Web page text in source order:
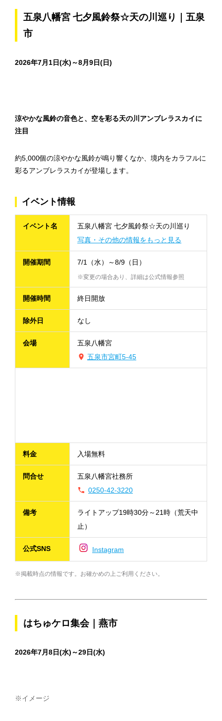
五泉八幡宮 七夕風鈴祭☆天の川巡り｜五泉
市
2026年7月1日(水)～8月9日(日)
涼やかな風鈴の音色と、空を彩る天の川アンブレラスカイに
注目
約5,000個の涼やかな風鈴が鳴り響くなか、境内をカラフルに
彩るアンブレラスカイが登場します。
イベント情報
イベント名
五泉八幡宮 七夕風鈴祭☆天の川巡り
写真・その他の情報をもっと見る
開催期間 7/1（水）～8/9（日）
※変更の場合あり、詳細は公式情報参照
開催時間 終日開放
除外日 なし
会場
五泉八幡宮
五泉市宮町5-45
料金 入場無料
問合せ
五泉八幡宮社務所
0250-42-3220
備考
ライトアップ19時30分～21時（荒天中
止）
公式SNS Instagram
※掲載時点の情報です。お確かめの上ご利用ください。
はちゅケロ集会｜燕市
2026年7月8日(水)～29日(水)
※イメージ